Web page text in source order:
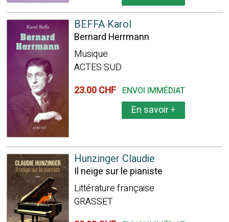
BEFFA Karol
Bernard Herrmann
Musique
ACTES SUD
23.00 CHF ENVOI IMMÉDIAT
En savoir+
Hunzinger Claudie
Il neige sur le pianiste
Littérature française
GRASSET